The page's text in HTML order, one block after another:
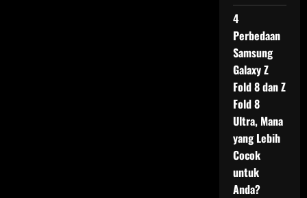
4
Perbedaan
Samsung
Galaxy Z
Fold 8 dan Z
Fold 8
Ultra, Mana
yang Lebih
Cocok
untuk
Anda?